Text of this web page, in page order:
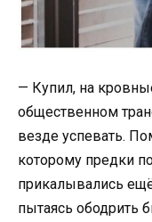
— Купил, на
общественном
везде успевать.
которому предки
прикалывались
пытаясь